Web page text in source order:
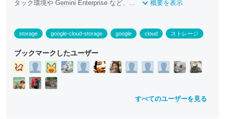
タック環境や Gemini Enterprise など、... 概要を表示
storage google-cloud-storage google cloud ストレージ
ブックマークしたユーザー
すべてのユーザーを見る